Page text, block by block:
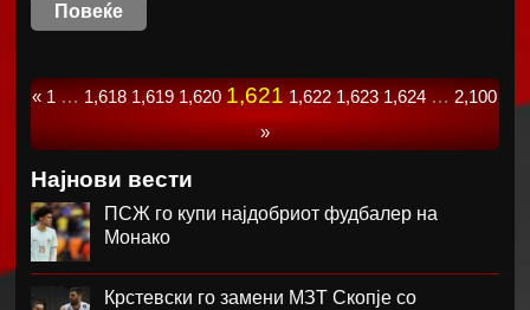
Повеќе
« 1 … 1,618 1,619 1,620 1,621 1,622 1,623 1,624 … 2,100
»
Најнови вести
ПСЖ го купи најдобриот фудбалер на
Монако
Крстевски го замени МЗТ Скопје со